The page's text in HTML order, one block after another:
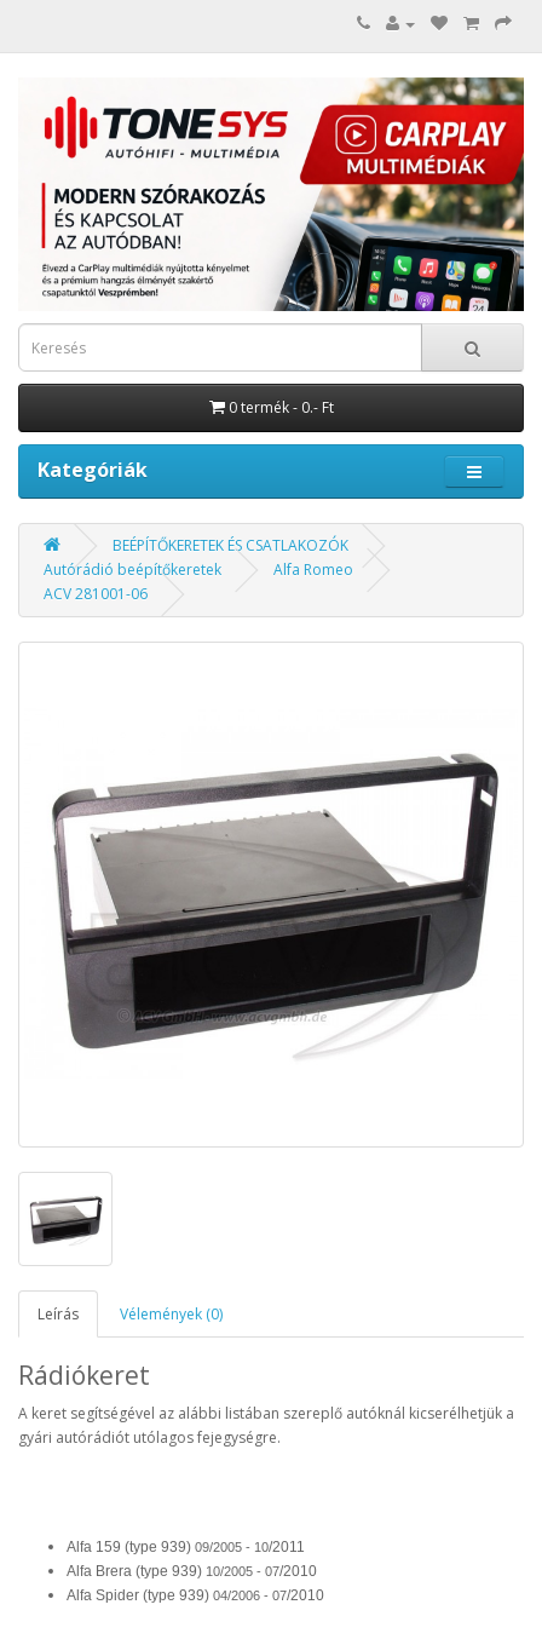
0 termék - 0.- Ft
Kategóriák
BEÉPÍTŐKERETEK ÉS CSATLAKOZÓK
Autórádió beépítőkeretek
Alfa Romeo
ACV 281001-06
Leírás Vélemények (0)
Rádiókeret
A keret segítségével az alábbi listában szereplő autóknál kicserélhetjük a
gyári autórádiót utólagos fejegységre.
Alfa 159 (type 939) 09/2005 - 10/2011
Alfa Brera (type 939) 10/2005 - 07/2010
Alfa Spider (type 939) 04/2006 - 07/2010